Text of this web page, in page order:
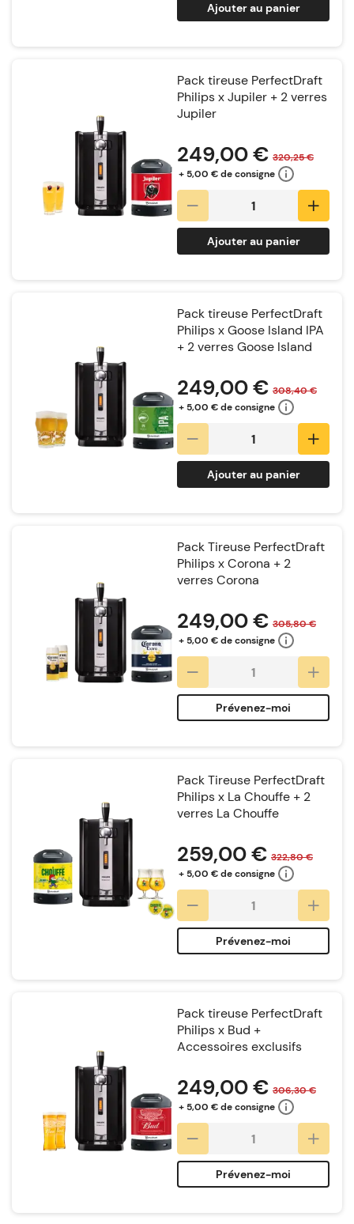
Ajouter au panier
Pack tireuse PerfectDraft
Philips x Jupiler + 2 verres
Jupiler
249,00 € 320,25 €
+ 5,00 € de consigne
Ajouter au panier
Pack tireuse PerfectDraft
Philips x Goose Island IPA
+ 2 verres Goose Island
249,00 € 308,40 €
+ 5,00 € de consigne
Ajouter au panier
Pack Tireuse PerfectDraft
Philips x Corona + 2
verres Corona
249,00 € 305,80 €
+ 5,00 € de consigne
Prévenez-moi
Pack Tireuse PerfectDraft
Philips x La Chouffe + 2
verres La Chouffe
259,00 € 322,80 €
+ 5,00 € de consigne
Prévenez-moi
Pack tireuse PerfectDraft
Philips x Bud +
Accessoires exclusifs
249,00 € 306,30 €
+ 5,00 € de consigne
Prévenez-moi